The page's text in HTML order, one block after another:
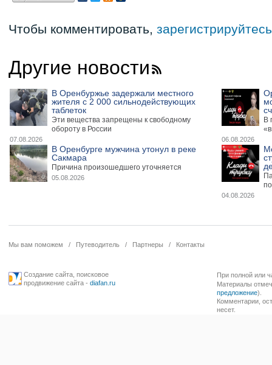
Чтобы комментировать, зарегистрируйтесь
Другие новости
В Оренбуржье задержали местного
жителя с 2 000 сильнодействующих
таблеток
Эти вещества запрещены к свободному
обороту в России
07.08.2026
В
06.08.2026
В Оренбурге мужчина утонул в реке
Сакмара
Причина произошедшего уточняется
05.08.2026
04.08.2026
Мы вам поможем / Путеводитель / Партнеры / Контакты
Создание сайта, поисковое
продвижение сайта- diafan.ru
При полной или
Материалы
предложение).
Комментарии,
несет.